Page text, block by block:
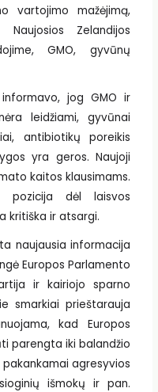
vartojimo mažėjimą,
Zelandijos
GMO, gyvūnų
jog GMO ir
leidžiami, gyvūnai
antibiotikų poreikis
yra geros. Naujoji
kaitos klausimams.
pozicija dėl laisvos
kritiška ir atsargi.
naujausia informacija
Europos Parlamento
ir kairiojo sparno
smarkiai prieštarauja
kad Europos
parengta iki balandžio
agresyvios
išmokų ir pan.